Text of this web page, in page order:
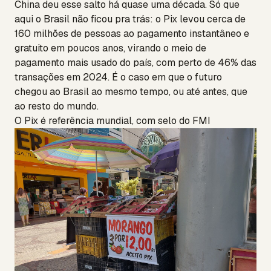
China deu esse salto há quase uma década. Só que
aqui o Brasil não ficou pra trás: o Pix levou cerca de
160 milhões de pessoas ao pagamento instantâneo e
gratuito em poucos anos, virando o meio de
pagamento mais usado do país, com perto de 46% das
transações em 2024. É o caso em que o futuro
chegou ao Brasil ao mesmo tempo, ou até antes, que
ao resto do mundo.
O Pix é referência mundial, com selo do FMI